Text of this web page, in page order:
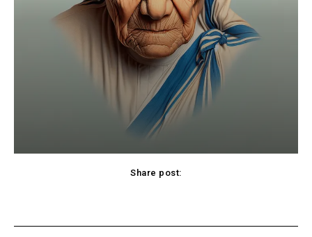
Share post: